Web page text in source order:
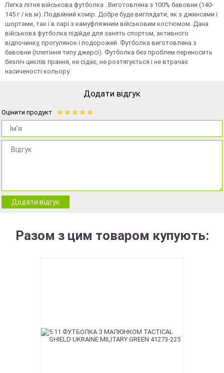
Легка літня військова футболка . Виготовлена з 100% бавовни (140-
145 г / кв.м). Подвійний комір. Добре буде виглядати, як з джинсами і
шортами, так і в парі з камуфляжним військовим костюмом. Дана
військова футболка підійде для занять спортом, активного
відпочинку, прогулянок і подорожей. Футболка виготовлена з
бавовни (плетіння типу джерсі). Футболка без проблем переносить
безліч циклів прання, не сідає, не розтягується і не втрачає
насиченості кольору.
Додати відгук
Оцінити продукт
Додати відгук
Разом з цим товаром купують: